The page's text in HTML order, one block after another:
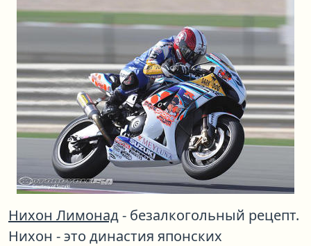
Нихон Лимонад- безалкогольный рецепт.
Нихон - это династия японских